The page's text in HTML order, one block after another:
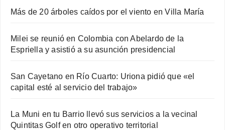
Más de 20 árboles caídos por el viento en Villa María
Milei se reunió en Colombia con Abelardo de la
Espriella y asistió a su asunción presidencial
San Cayetano en Río Cuarto: Uriona pidió que «el
capital esté al servicio del trabajo»
La Muni en tu Barrio llevó sus servicios a la vecinal
Quintitas Golf en otro operativo territorial